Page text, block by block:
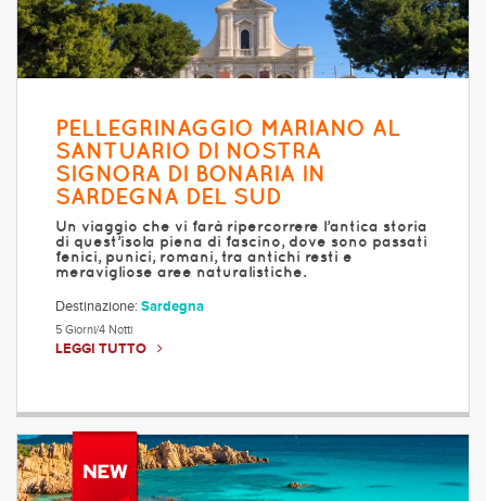
PELLEGRINAGGIO MARIANO AL
SANTUARIO DI NOSTRA
SIGNORA DI BONARIA IN
SARDEGNA DEL SUD
Un viaggio che vi farà ripercorrere l’antica storia
di quest’isola piena di fascino, dove sono passati
fenici, punici, romani, tra antichi resti e
meravigliose aree naturalistiche.
Destinazione: Sardegna
5 Giorni/4 Notti
LEGGI TUTTO